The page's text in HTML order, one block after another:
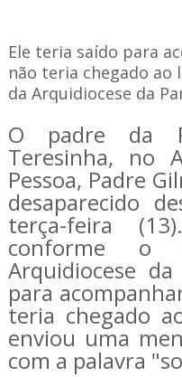
Ele teria saído para
não teria chegado ao
da Arquidiocese da
O padre da
Teresinha, no
Pessoa, Padre
desaparecido
terça-feira
conforme o
Arquidiocese
para
teria chegado
enviou uma
com a palavra